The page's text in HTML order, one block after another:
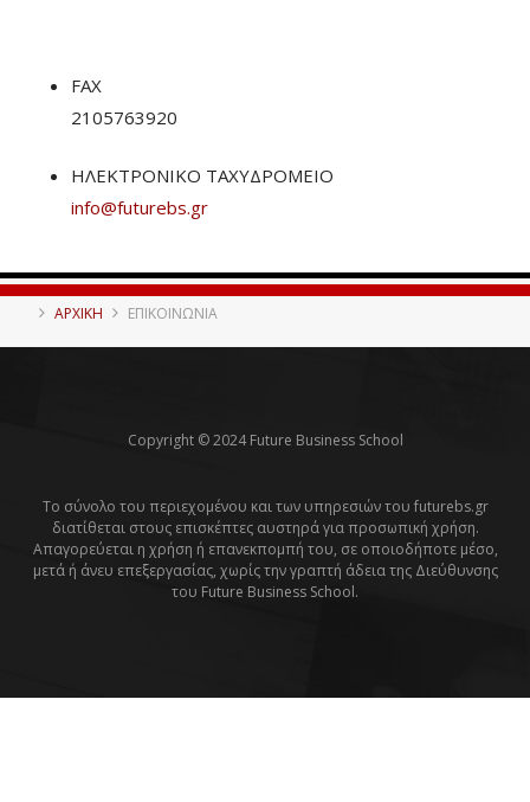
FAX
2105763920
ΗΛΕΚΤΡΟΝΙΚΟ ΤΑΧΥΔΡΟΜΕΙΟ
info@futurebs.gr
ΑΡΧΙΚΗ ΕΠΙΚΟΙΝΩΝΙΑ
Copyright © 2024 Future Business School
Το σύνολο του περιεχομένου και των υπηρεσιών του futurebs.gr
διατίθεται στους επισκέπτες αυστηρά για προσωπική χρήση.
Απαγορεύεται η χρήση ή επανεκπομπή του, σε οποιοδήποτε μέσο,
μετά ή άνευ επεξεργασίας, χωρίς την γραπτή άδεια της Διεύθυνσης
του Future Business School.